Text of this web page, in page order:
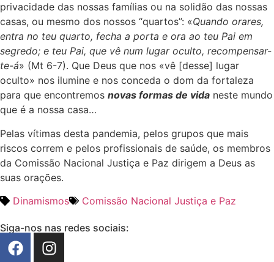
privacidade das nossas famílias ou na solidão das nossas
casas, ou mesmo dos nossos “quartos”: «Quando orares,
entra no teu quarto, fecha a porta e ora ao teu Pai em
segredo; e teu Pai, que vê num lugar oculto, recompensar-
te-á» (Mt 6-7). Que Deus que nos «vê [desse] lugar
oculto» nos ilumine e nos conceda o dom da fortaleza
para que encontremos novas formas de vida neste mundo
que é a nossa casa…
Pelas vítimas desta pandemia, pelos grupos que mais
riscos correm e pelos profissionais de saúde, os membros
da Comissão Nacional Justiça e Paz dirigem a Deus as
suas orações.
Dinamismos
Comissão Nacional Justiça e Paz
Siga-nos nas redes sociais: